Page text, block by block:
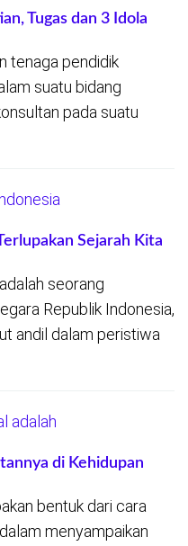
Tugas dan 3 Idola
tenaga pendidik
suatu bidang
pada suatu
Sejarah Kita
seorang
Republik Indonesia,
andil dalam peristiwa
di Kehidupan
bentuk dari cara
menyampaikan